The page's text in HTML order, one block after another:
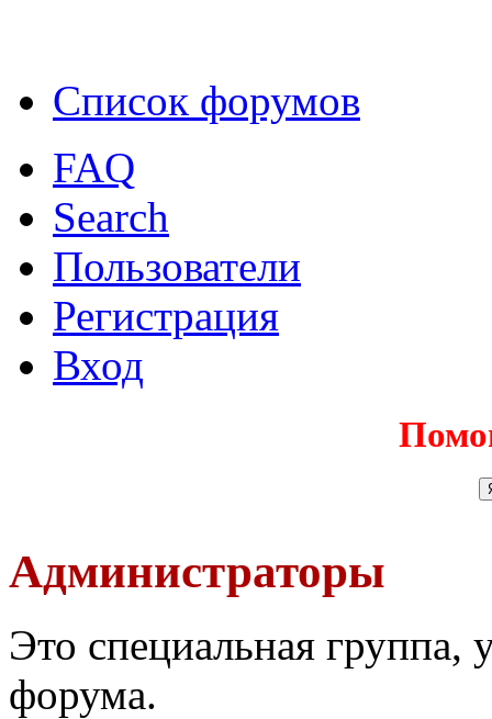
Список форумов
FAQ
Search
Пользователи
Регистрация
Вход
Администраторы
Это специальная группа,
форума.